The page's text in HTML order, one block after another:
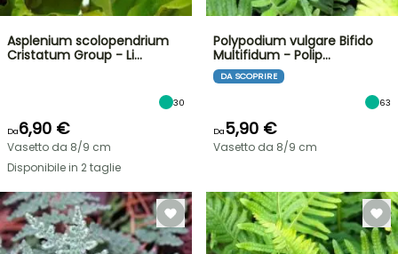
Asplenium scolopendrium
Cristatum Group - Li…
30
Da6,90 €
Vasetto da 8/9 cm
Disponibile in 2 taglie
Polypodium vulgare Bifido
Multifidum - Polip…
DA SCOPRIRE
63
Da5,90 €
Vasetto da 8/9 cm